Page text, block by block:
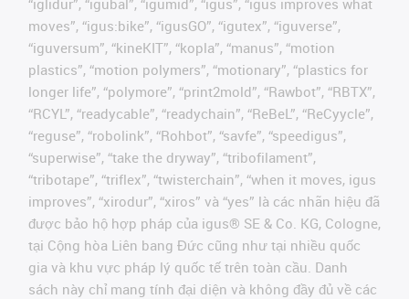
moves”, “igus:bike”, “igusGO”, “igutex”, “iguverse”,
“iguversum”, “kineKIT”, “kopla”, “manus”, “motion
plastics”, “motion polymers”, “motionary”, “plastics for
longer life”, “polymore”, “print2mold”, “Rawbot”, “RBTX”,
“RCYL”, “readycable”, “readychain”, “ReBeL”, “ReCyycle”,
“reguse”, “robolink”, “Rohbot”, “savfe”, “speedigus”,
“superwise”, “take the dryway”, “tribofilament”,
“tribotape”, “triflex”, “twisterchain”, “when it moves, igus
improves”, “xirodur”, “xiros” và “yes” là các nhãn hiệu đã
được bảo hộ hợp pháp của igus® SE & Co. KG, Cologne,
tại Cộng hòa Liên bang Đức cũng như tại nhiều quốc
gia và khu vực pháp lý quốc tế trên toàn cầu. Danh
sách này chỉ mang tính đại diện và không đầy đủ về các